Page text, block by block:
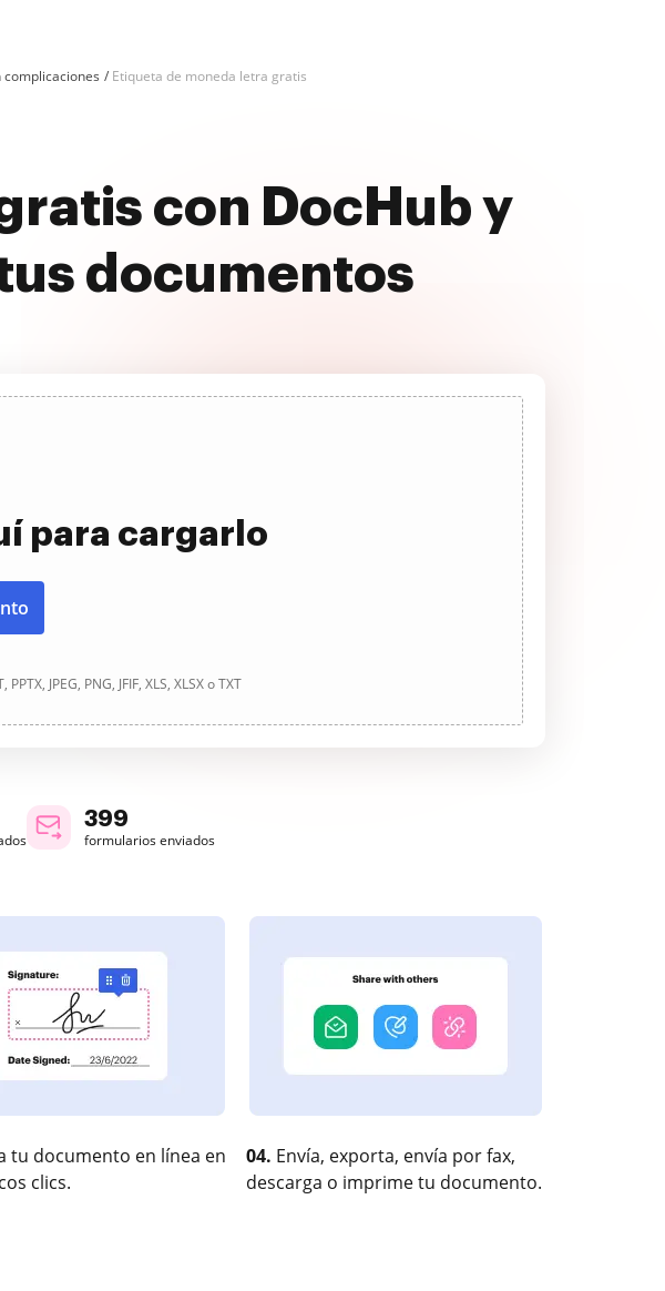
Etiqueta de moneda letra gratis
con DocHub y
documentos
para cargarlo
JPEG, PNG, JFIF, XLS, XLSX o TXT
400
formularios enviados
tu documento en línea en
clics.
04. Envía, exporta, envía por fax,
descarga o imprime tu documento.